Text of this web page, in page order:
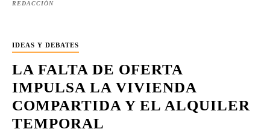
REDACCIÓN
IDEAS Y DEBATES
LA FALTA DE OFERTA
IMPULSA LA VIVIENDA
COMPARTIDA Y EL ALQUILER
TEMPORAL